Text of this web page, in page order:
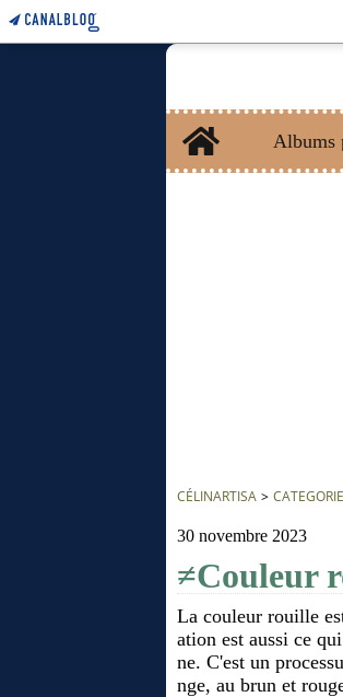
Home
Albums
CÉLINARTISA >
30 novembre 2023
≠Couleur
La couleur rouille
ation est aussi ce
ne. C'est un
nge, au brun et